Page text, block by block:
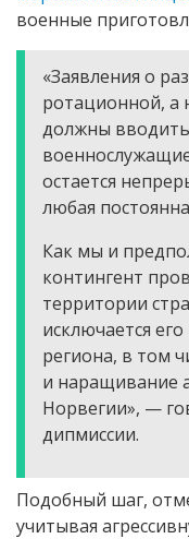
военные
«Заявления о
ротационной, а
должны
остается
любая
Как мы и
контингент
территории
исключается
региона, в том
и наращивание
Норвегии», —
дипмиссии.
Подобный шаг,
учитывая